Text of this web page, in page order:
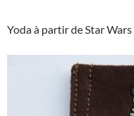
Yodaà partir deStar Wars